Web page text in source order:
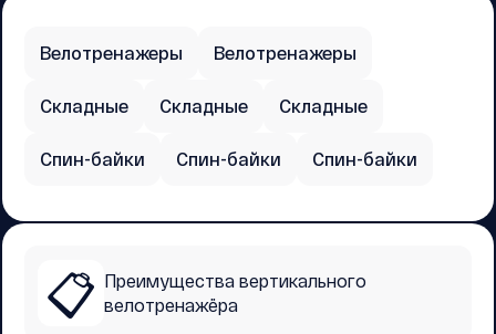
Велотренажеры Велотренажеры
Складные Складные Складные
Спин-байки Спин-байки Спин-байки
📋 Преимущества вертикального
велотренажёра